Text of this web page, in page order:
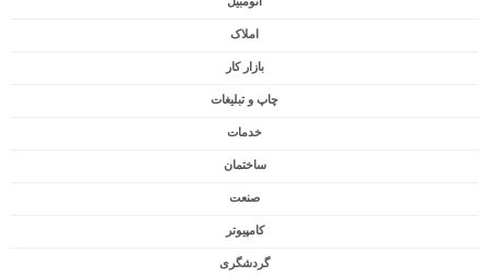
املاک
بازار کار
چاپ و تبلیغات
خدمات
ساختمان
صنعت
کامپیوتر
گردشگری